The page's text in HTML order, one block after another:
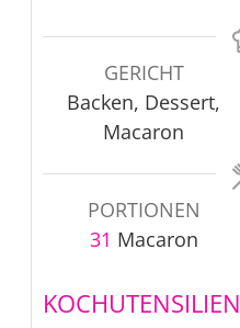
GERICHT
Backen, Dessert,
Macaron
PORTIONEN
31 Macaron
KOCHUTENSILIEN